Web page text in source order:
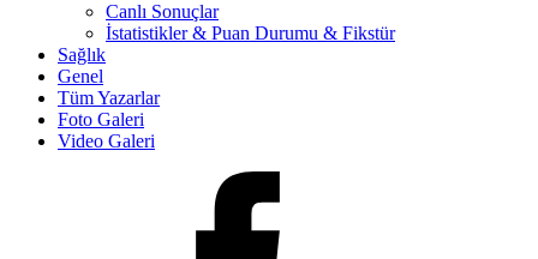
Canlı Sonuçlar
İstatistikler & Puan Durumu & Fikstür
Sağlık
Genel
Tüm Yazarlar
Foto Galeri
Video Galeri